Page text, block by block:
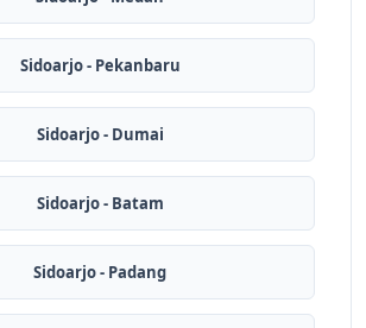
Sidoarjo - Pekanbaru
Sidoarjo - Dumai
Sidoarjo - Batam
Sidoarjo - Padang